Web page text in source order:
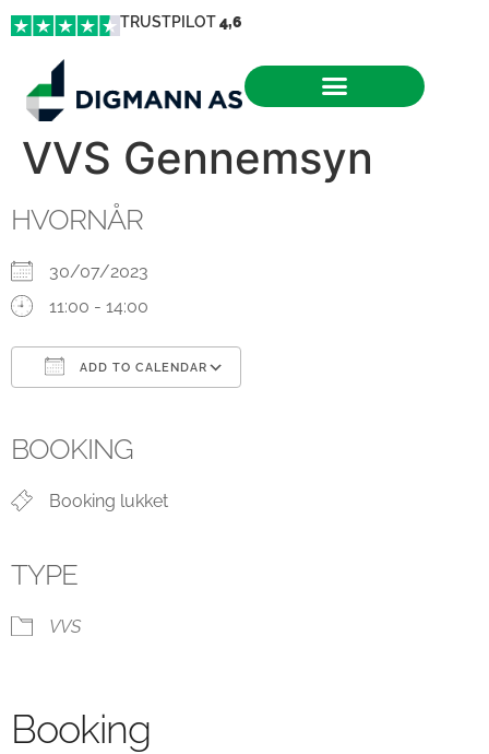
TRUSTPILOT4,6
VVS Gennemsyn
HVORNÅR
30/07/2023
11:00 - 14:00
ADD TO CALENDAR
BOOKING
Booking lukket
TYPE
VVS
Booking